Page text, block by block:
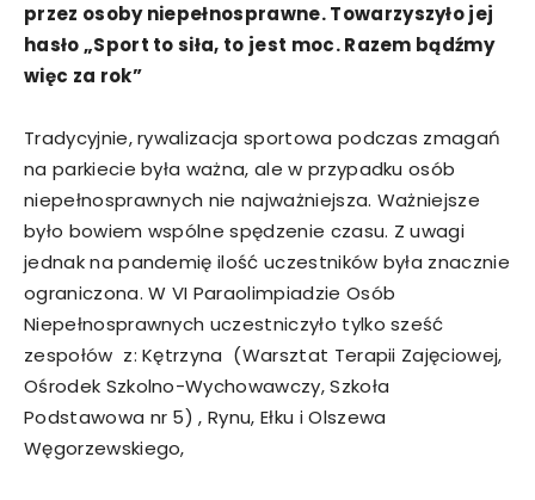
przez osoby niepełnosprawne. Towarzyszyło jej
hasło „Sport to siła, to jest moc. Razem bądźmy
więc za rok”
Tradycyjnie, rywalizacja sportowa podczas zmagań
na parkiecie była ważna, ale w przypadku osób
niepełnosprawnych nie najważniejsza. Ważniejsze
było bowiem wspólne spędzenie czasu. Z uwagi
jednak na pandemię ilość uczestników była znacznie
ograniczona. W VI Paraolimpiadzie Osób
Niepełnosprawnych uczestniczyło tylko sześć
zespołów z: Kętrzyna (Warsztat Terapii Zajęciowej,
Ośrodek Szkolno-Wychowawczy, Szkoła
Podstawowa nr 5) , Rynu, Ełku i Olszewa
Węgorzewskiego,